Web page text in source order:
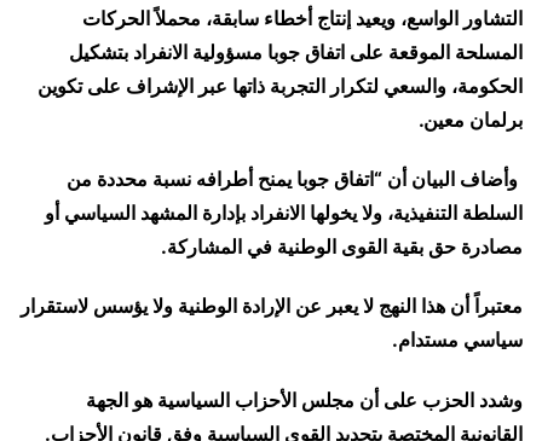
التشاور الواسع، ويعيد إنتاج أخطاء سابقة، محملاً الحركات
المسلحة الموقعة على اتفاق جوبا مسؤولية الانفراد بتشكيل
الحكومة، والسعي لتكرار التجربة ذاتها عبر الإشراف على تكوين
برلمان معين. ‎
وأضاف البيان أن “اتفاق جوبا يمنح أطرافه نسبة محددة من
السلطة التنفيذية، ولا يخولها الانفراد بإدارة المشهد السياسي أو
مصادرة حق بقية القوى الوطنية في المشاركة.
معتبراً أن هذا النهج لا يعبر عن الإرادة الوطنية ولا يؤسس لاستقرار
سياسي مستدام.
‎وشدد الحزب على أن مجلس الأحزاب السياسية هو الجهة
القانونية المختصة بتحديد القوى السياسية وفق قانون الأحزاب.